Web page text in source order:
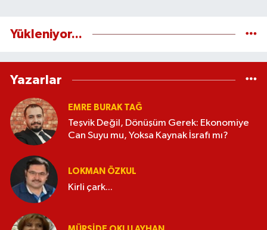
Yükleniyor...
Yazarlar
EMRE BURAK TAĞ
Teşvik Değil, Dönüşüm Gerek: Ekonomiye
Can Suyu mu, Yoksa Kaynak İsrafı mı?
LOKMAN ÖZKUL
Kirli çark...